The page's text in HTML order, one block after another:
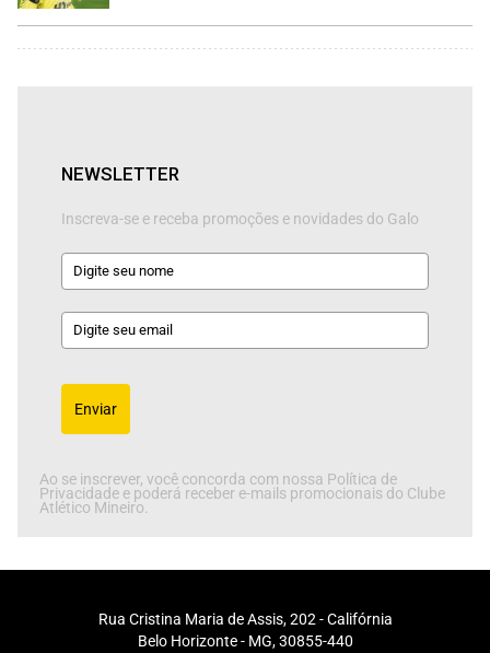
NEWSLETTER
Inscreva-se e receba promoções e novidades do Galo
Enviar
Ao se inscrever, você concorda com nossa Política de
Privacidade e poderá receber e-mails promocionais do Clube
Atlético Mineiro.
Rua Cristina Maria de Assis, 202 - Califórnia
Belo Horizonte - MG, 30855-440